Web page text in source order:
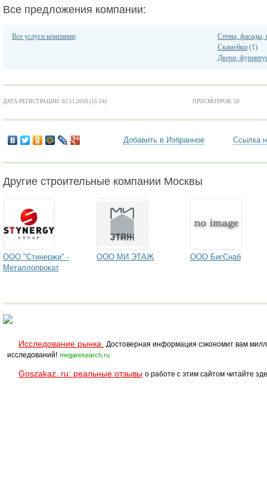
Все предложения компании:
Все услуги компании:
Стены, фасады,
Скамейки (1)
Двери,
ДАТА РЕГИСТРАЦИИ: 02.11.2016 (15:54) ПРОСМОТРОВ: 50
Добавить в Избранное Ссылка
Другие строительные компании Москвы
ООО "Стинержи" -
Металлопрокат
ООО МИ ЭТАЖ ООО БигСнаб
Исследование рынка.
Достоверная информация сэкономит вам
исследований! megaresearch.ru
Goszakaz. ru: реальные отзывы о работе с этим сайтом читайте